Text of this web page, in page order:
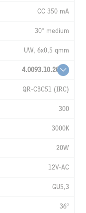
CC 350 mA
30° medium
UW, 6x0,5 qmm
4.0093.10.20
QR-CBC51 (IRC)
300
3000K
20W
12V-AC
GU5,3
36°